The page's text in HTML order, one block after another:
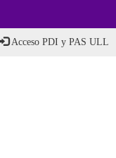
Acceso PDI y PAS ULL